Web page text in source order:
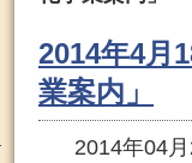
2014年4月
業案内」
2014年04